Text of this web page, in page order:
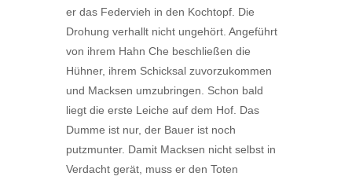
er das Federvieh in den Kochtopf. Die
Drohung verhallt nicht ungehört. Angeführt
von ihrem Hahn Che beschließen die
Hühner, ihrem Schicksal zuvorzukommen
und Macksen umzubringen. Schon bald
liegt die erste Leiche auf dem Hof. Das
Dumme ist nur, der Bauer ist noch
putzmunter. Damit Macksen nicht selbst in
Verdacht gerät, muss er den Toten